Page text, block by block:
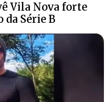
Vila Nova forte
Série B